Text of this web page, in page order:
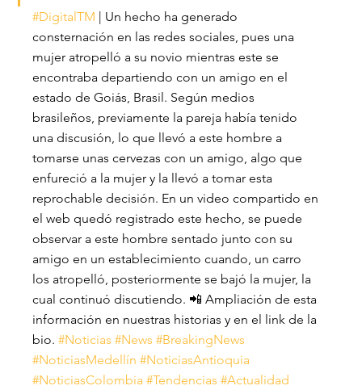
#DigitalTM | Un hecho ha generado
consternación en las redes sociales, pues una
mujer atropelló a su novio mientras este se
encontraba departiendo con un amigo en el
estado de Goiás, Brasil. Según medios
brasileños, previamente la pareja había tenido
una discusión, lo que llevó a este hombre a
tomarse unas cervezas con un amigo, algo que
enfureció a la mujer y la llevó a tomar esta
reprochable decisión. En un video compartido en
el web quedó registrado este hecho, se puede
observar a este hombre sentado junto con su
amigo en un establecimiento cuando, un carro
los atropelló, posteriormente se bajó la mujer, la
cual continuó discutiendo. 📲 Ampliación de esta
información en nuestras historias y en el link de la
bio. #Noticias #News #BreakingNews
#NoticiasMedellín #NoticiasAntioquia
#NoticiasColombia #Tendencias #Actualidad